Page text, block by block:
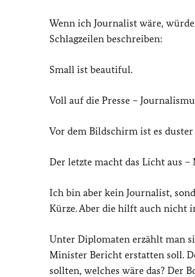
Wenn ich Journalist wäre,
Schlagzeilen beschreiben:
Small ist beautiful.
Voll auf die Presse –
Vor dem Bildschirm ist es duster
Der letzte macht das Licht aus
Ich bin aber kein Journalist,
Kürze. Aber die hilft auch nicht
Unter Diplomaten erzählt man
Minister Bericht erstatten soll.
sollten, welches wäre das? Der